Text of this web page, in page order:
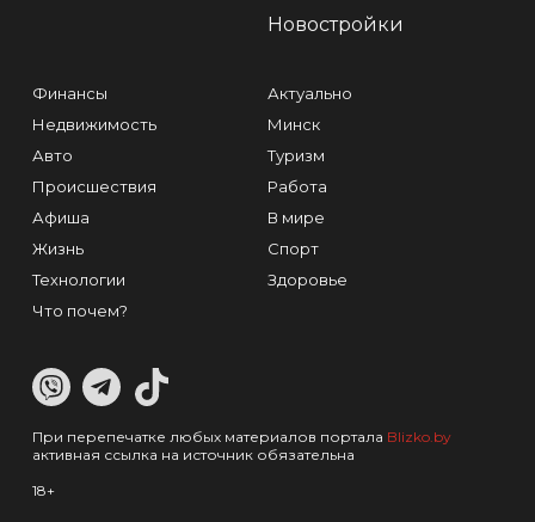
Новостройки
Финансы
Недвижимость
Авто
Происшествия
Афиша
Жизнь
Технологии
Что почем?
Актуально
Минск
Туризм
Работа
В мире
Спорт
Здоровье
При перепечатке любых материалов портала Blizko.by
активная ссылка на источник обязательна
18+